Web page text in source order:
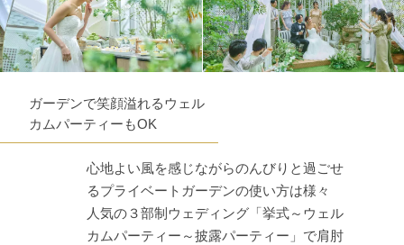
ガーデンで笑顔溢れるウェル
カムパーティーもOK
心地よい風を感じながらのんびりと過ごせ
るプライベートガーデンの使い方は様々
人気の３部制ウェディング「挙式～ウェル
カムパーティー～披露パーティー」で肩肘